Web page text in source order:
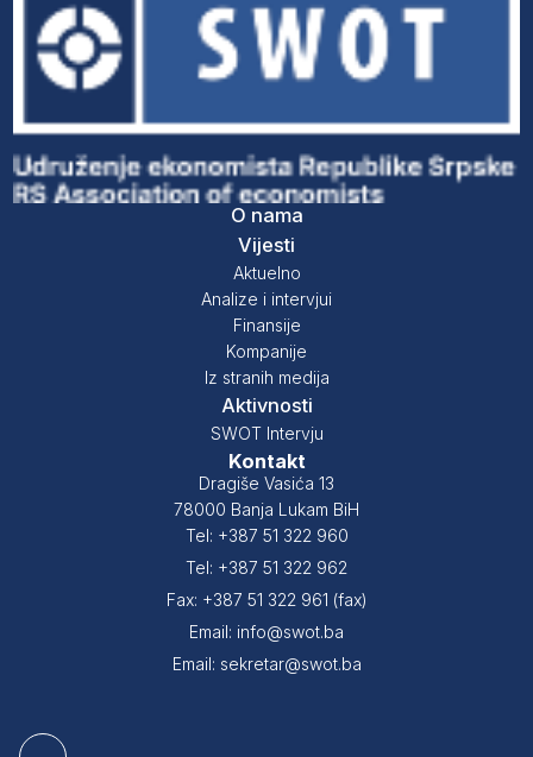
O nama
Vijesti
Aktuelno
Analize i intervjui
Finansije
Kompanije
Iz stranih medija
Aktivnosti
SWOT Intervju
Kontakt
Dragiše Vasića 13
78000 Banja Lukam BiH
Tel: +387 51 322 960
Tel: +387 51 322 962
Fax: +387 51 322 961 (fax)
Email: info@swot.ba
Email: sekretar@swot.ba